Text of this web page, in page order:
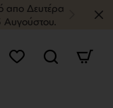
απο Δευτέρα